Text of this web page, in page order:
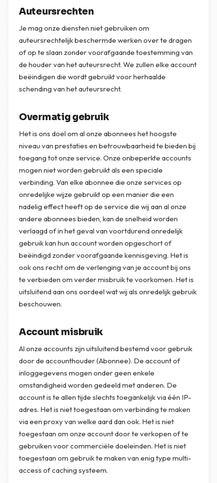
Auteursrechten
Je mag onze diensten niet gebruiken om
auteursrechtelijk beschermde werken over te dragen
of op te slaan zonder voorafgaande toestemming van
de houder van het auteursrecht. We zullen elke account
beëindigen die wordt gebruikt voor herhaalde
schending van het auteursrecht.
Overmatig gebruik
Het is ons doel om al onze abonnees het hoogste
niveau van prestaties en betrouwbaarheid te bieden bij
toegang tot onze service. Onze onbeperkte accounts
mogen niet worden gebruikt als een speciale
verbinding. Van elke abonnee die onze services op
onredelijke wijze gebruikt op een manier die een
nadelig effect heeft op de service die wij aan al onze
andere abonnees bieden, kan de snelheid worden
verlaagd of in het geval van voortdurend onredelijk
gebruik kan hun account worden opgeschort of
beëindigd zonder voorafgaande kennisgeving. Het is
ook ons recht om de verlenging van je account bij ons
te verbieden om verder misbruik te voorkomen. Het is
uitsluitend aan ons oordeel wat wij als onredelijk gebruik
beschouwen.
Account misbruik
Al onze accounts zijn uitsluitend bestemd voor gebruik
door de accounthouder (Abonnee). De account of
inloggegevens mogen onder geen enkele
omstandigheid worden gedeeld met anderen. De
account is te allen tijde slechts toegankelijk via één IP-
adres. Het is niet toegestaan om verbinding te maken
via een proxy van welke aard dan ook. Het is niet
toegestaan om onze account door te verkopen of te
gebruiken voor commerciële doeleinden. Het is niet
toegestaan om gebruik te maken van enig type multi-
access of caching systeem.